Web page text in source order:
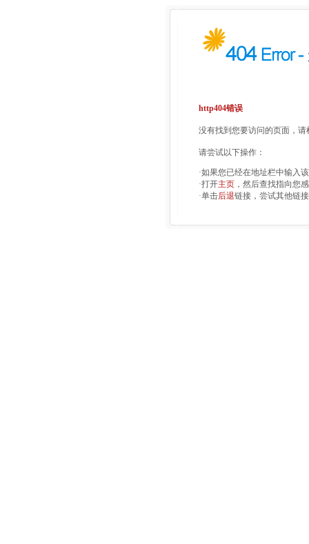
http404错误
没有找到您要访问的页面，
请尝试以下操作：
·如果您已经在地址栏中输入
·打开主页 ，然后查找指向您
·单击后退链接，尝试其他链